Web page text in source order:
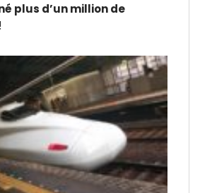
plus d’un million de